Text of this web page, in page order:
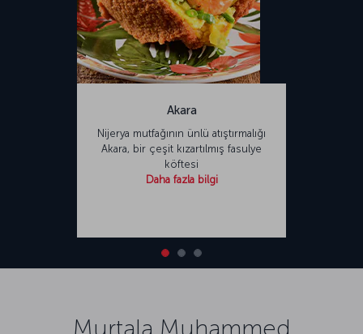
Akara
Nijerya mutfağının ünlü atıştırmalığı
Akara, bir çeşit kızartılmış fasulye
köftesi
Daha fazla bilgi
Murtala Muhammed